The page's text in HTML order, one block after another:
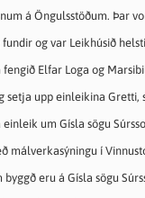
á Öngulsstöðum. Þar
og var Leikhúsið
Elfar Loga og
setja upp einleikina Gretti,
um Gísla sögu
málverkasýningu í
eru á Gísla sögu